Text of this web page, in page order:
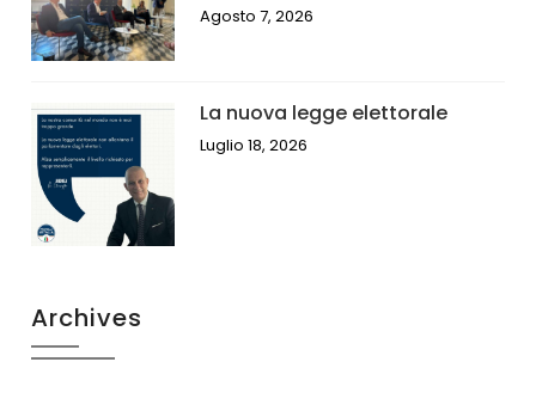
Agosto 7, 2026
La nuova legge elettorale
Luglio 18, 2026
Archives